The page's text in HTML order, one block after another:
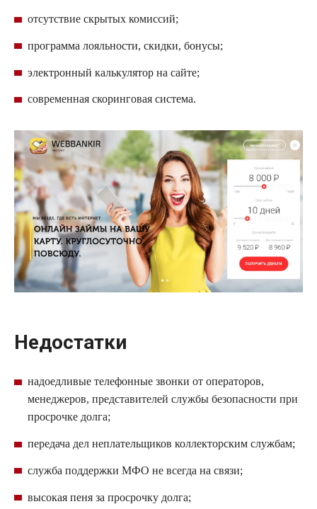
отсутствие скрытых комиссий;
программа лояльности, скидки, бонусы;
электронный калькулятор на сайте;
современнаяскоринговая система.
Недостатки
надоедливые телефонные звонки от операторов,
менеджеров, представителей службы безопасности при
просрочке долга;
передача дел неплательщиковколлекторским службам;
служба поддержкиМФО не всегда на связи;
высокая пеня за просрочку долга;